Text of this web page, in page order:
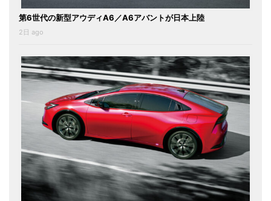
第6世代の新型アウディA6／A6アバントが日本上陸
2日 ago